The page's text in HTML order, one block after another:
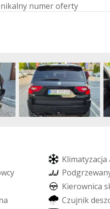
nikalny numeroferty
Klimatyzacja
wcy Podgrzewan
Kierownica s
a Czujnik desz